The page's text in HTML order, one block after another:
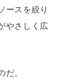
ースを絞り
やさしく広
だ。